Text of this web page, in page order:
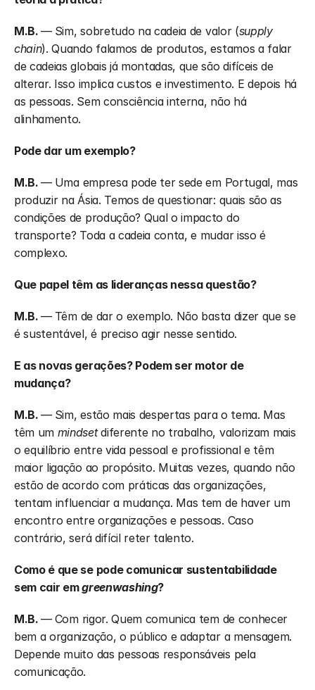
M.B. — Sim, sobretudo na cadeia de valor (supply
chain). Quando falamos de produtos, estamos a falar
de cadeias globais já montadas, que são difíceis de
alterar. Isso implica custos e investimento. E depois há
as pessoas. Sem consciência interna, não há
alinhamento.
Pode dar um exemplo?
M.B. — Uma empresa pode ter sede em Portugal, mas
produzir na Ásia. Temos de questionar: quais são as
condições de produção? Qual o impacto do
transporte? Toda a cadeia conta, e mudar isso é
complexo.
Que papel têm as lideranças nessa questão?
M.B. — Têm de dar o exemplo. Não basta dizer que se
é sustentável, é preciso agir nesse sentido.
E as novas gerações? Podem ser motor de
mudança?
M.B. — Sim, estão mais despertas para o tema. Mas
têm um mindset diferente no trabalho, valorizam mais
o equilíbrio entre vida pessoal e profissional e têm
maior ligação ao propósito. Muitas vezes, quando não
estão de acordo com práticas das organizações,
tentam influenciar a mudança. Mas tem de haver um
encontro entre organizações e pessoas. Caso
contrário, será difícil reter talento.
Como é que se pode comunicar sustentabilidade
sem cair em greenwashing?
M.B. — Com rigor. Quem comunica tem de conhecer
bem a organização, o público e adaptar a mensagem.
Depende muito das pessoas responsáveis pela
comunicação.